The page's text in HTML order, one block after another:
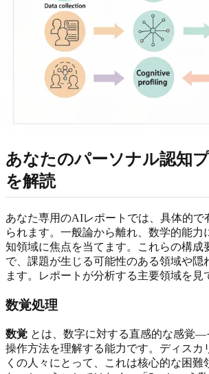
あなたのパーソナル認知
を解読
あなた専用のAIレポートでは、具体的で
られます。一般論から離れ、数学的能力
知領域に焦点を当てます。これらの構成
で、課題が生じる可能性のある領域や隠
ます。レポートが分析する主要領域を見
数覚処理
数覚 とは、数字に対する直感的な感覚—
操作方法を理解する能力です。ディスカ
くの人々にとって、これは核心的な困難